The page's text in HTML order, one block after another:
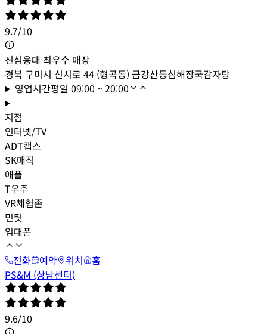
9.7/10
진심응대 최우수 매장
경북 구미시 신시로 44 (형곡동) 금강산등심해장국감자탕
영업시간평일 09:00 ~ 20:00
지점
인터넷/TV
ADT캡스
SK매직
애플
T우주
VR체험존
민팃
임대폰
전화
예약 위치
홈
PS&M (상남센터)
9.6/10